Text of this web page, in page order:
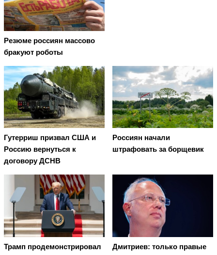
Резюме россиян массово
бракуют роботы
Гутерриш призвал США и
Россию вернуться к
договору ДСНВ
Россиян начали
штрафовать за борщевик
Трамп продемонстрировал
Дмитриев: только правые